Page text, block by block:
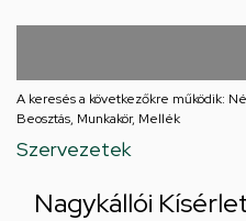
A keresés a következőkre működik:
Beosztás, Munkakör, Mellék
Szervezetek
Nagykállói